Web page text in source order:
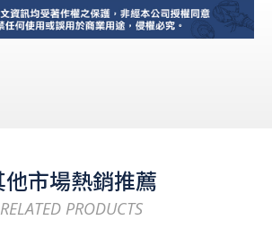
他市場熱銷推薦
RELATED PRODUCTS